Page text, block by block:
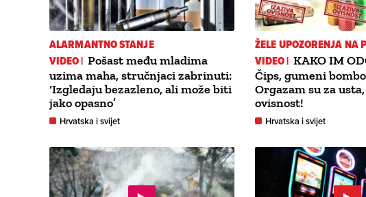
ALARMANTNO STANJE
VIDEO | Pošast među mladima
uzima maha, stručnjaci zabrinuti:
‘Izgledaju bezazleno, ali može biti
jako opasno’
Hrvatska i svijet
ŽELE UPOZORENJA NA
VIDEO | KAKO IM
Čips, gumeni
Orgazam su za
ovisnost!
Hrvatska i svijet